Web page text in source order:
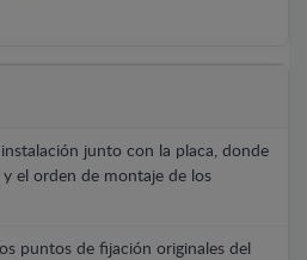
junto con la placa, donde
el orden de montaje de los
puntos de fijación originales del